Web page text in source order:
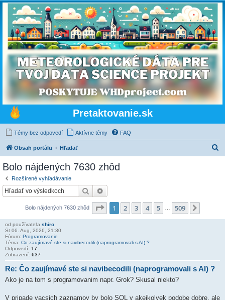
Pretaktovanie.sk
Témy bez odpovedí Aktívne témy FAQ
Obsah portálu Hľadať
Bolo nájdených 7630 zhôd
Rozšírené vyhľadávanie
Hľadať
Bolo nájdených 7630 zhôd Strana z509
1 2 3 4 5 509
od používateľa shiro
Št 06. Aug, 2026, 21:30
Fórum: Programovanie
Téma: Čo zaujímavé ste si navibecodili (naprogramovali s AI) ?
Odpovedí: 17
Zobrazení: 637
Re: Čo zaujímavé ste si navibecodili (naprogramovali s AI) ?
Ako je na tom s programovanim napr. Grok? Skusal niekto?
V pripade vacsich zaznamov by bolo SQL v akejkolvek podobe dobre, ale